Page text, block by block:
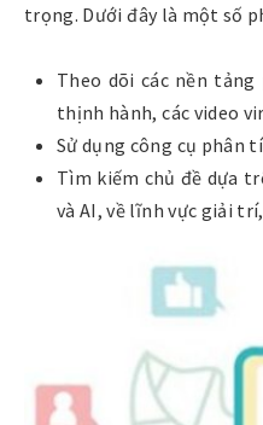
trọng. Dưới đây là một số
Theo dõi các nền
thịnh hành, các video
Sử dụng công cụ phân
Tìm kiếm chủ đề dựa
và AI, về lĩnh vực giải